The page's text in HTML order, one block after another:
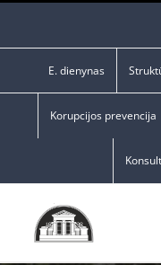
E. dienynas
Korupcijos prevencija